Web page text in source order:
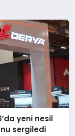
yeni nesil
sergiledi